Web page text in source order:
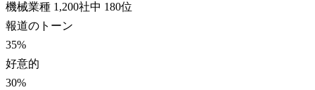
機械業種 1,200社中 180位
報道のトーン
35%
好意的
30%